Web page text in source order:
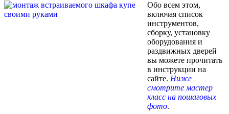
Обо всем этом,
включая список
инструментов,
сборку, установку
оборудования и
раздвижных дверей
вы можете прочитать
в инструкции на
сайте. Ниже
смотрите мастер
класс на пошаговых
фото.